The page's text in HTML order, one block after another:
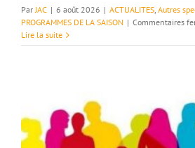
ParJAC | 6 août 2026 | ACTUALITES, Autres
PROGRAMMES DE LA SAISON | Commentaires
Lire la suite